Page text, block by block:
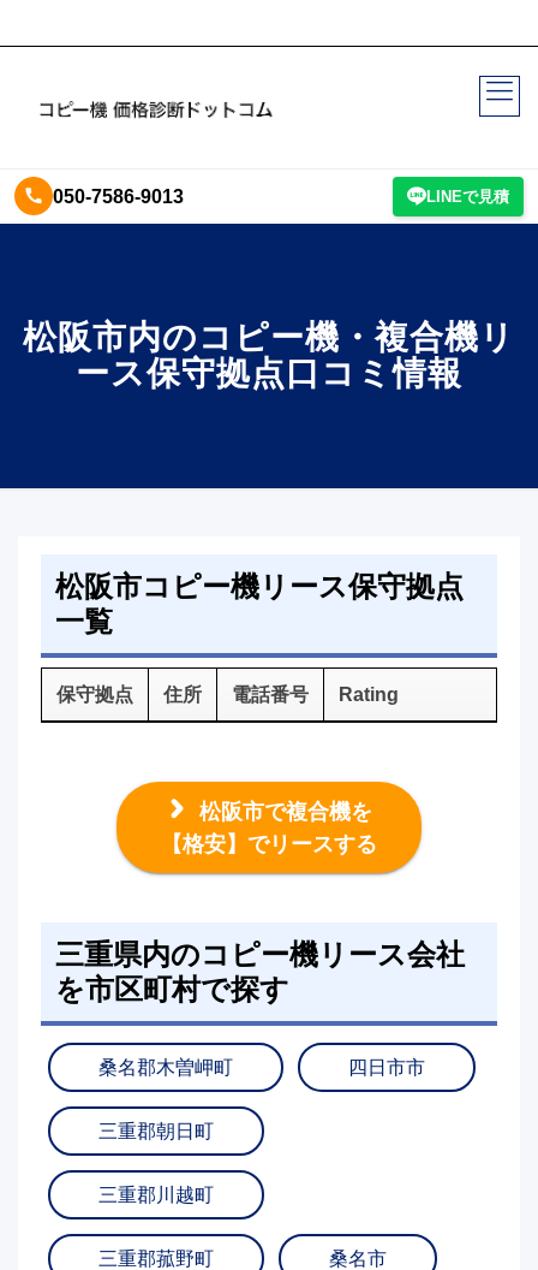
050-7586-9013 LINEで見積
松阪市内のコピー機・複合機リ
ース保守拠点口コミ情報
松阪市コピー機リース保守拠点
一覧
保守拠点 住所 電話番号 Rating
松阪市で複合機を
【格安】でリースする
三重県内のコピー機リース会社
を市区町村で探す
桑名郡木曽岬町 四日市市
三重郡朝日町
三重郡川越町
三重郡菰野町 桑名市